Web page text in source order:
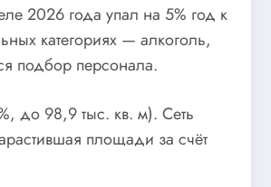
2026 года упал на 5% год к
категориях — алкоголь,
подбор персонала.
до 98,9 тыс. кв. м). Сеть
площади за счёт